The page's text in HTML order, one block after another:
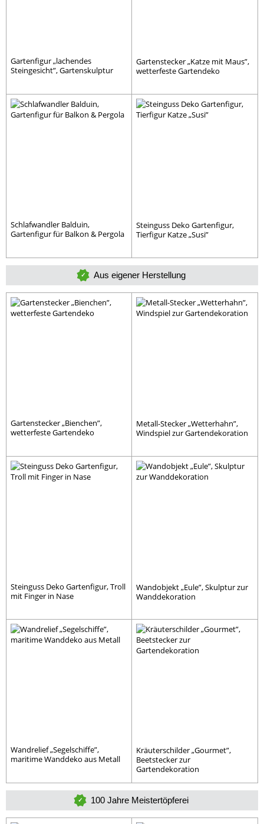
Gartenfigur „lachendes
Steingesicht”, Gartenskulptur
Gartenstecker „Katze mit Maus”,
wetterfeste Gartendeko
Schlafwandler Balduin,
Gartenfigur für Balkon & Pergola
Steinguss Deko Gartenfigur,
Tierfigur Katze „Susi”
Aus eigener Herstellung
Gartenstecker „Bienchen”,
wetterfeste Gartendeko
Metall-Stecker „Wetterhahn”,
Windspiel zur Gartendekoration
Steinguss Deko Gartenfigur, Troll
mit Finger in Nase
Wandobjekt „Eule”, Skulptur zur
Wanddekoration
Wandrelief „Segelschiffe”,
maritime Wanddeko aus Metall
Kräuterschilder „Gourmet”,
Beetstecker zur
Gartendekoration
100 Jahre Meistertöpferei